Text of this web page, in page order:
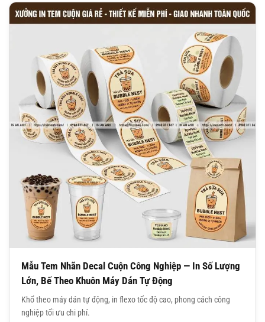
Mẫu Tem Nhãn Decal Cuộn Công Nghiệp — In Số Lượng
Lớn, Bế Theo Khuôn Máy Dán Tự Động
Khổ theo máy dán tự động, in flexo tốc độ cao, phong cách công
nghiệp tối ưu chi phí.